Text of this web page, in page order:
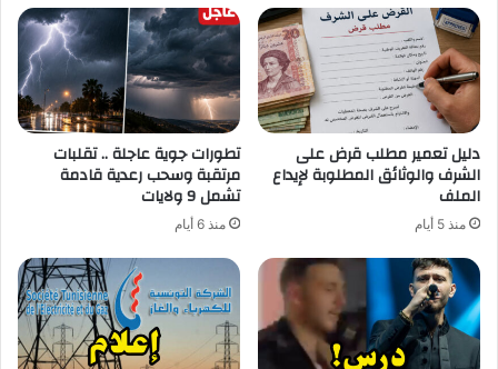
دليل تعمير مطلب قرض على
الشرف والوثائق المطلوبة لإيداع
الملف
منذ 5 أيام
تطورات جوية عاجلة .. تقلبات
مرتقبة وسحب رعدية قادمة
تشمل 9 ولايات
منذ 6 أيام